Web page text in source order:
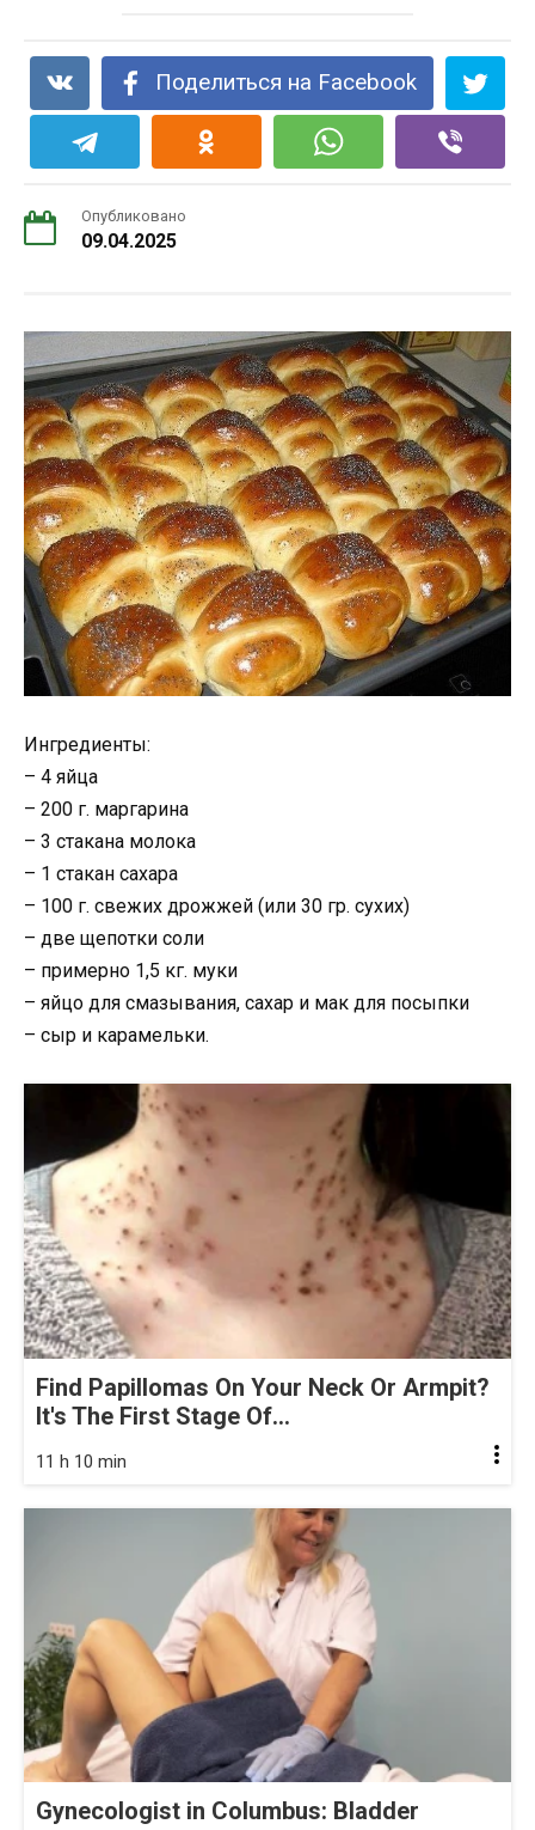
Поделиться на Facebook
Опубликовано
09.04.2025
Ингредиенты:
– 4 яйца
– 200 г. маргарина
– 3 стакана молока
– 1 стакан сахара
– 100 г. свежих дрожжей (или 30 гр. сухих)
– две щепотки соли
– примерно 1,5 кг. муки
– яйцо для смазывания, сахар и мак для посыпки
– сыр и карамельки.
Find Papillomas On Your Neck Or Armpit?
It's The First Stage Of...
11 h 10 min
Gynecologist in Columbus: Bladder